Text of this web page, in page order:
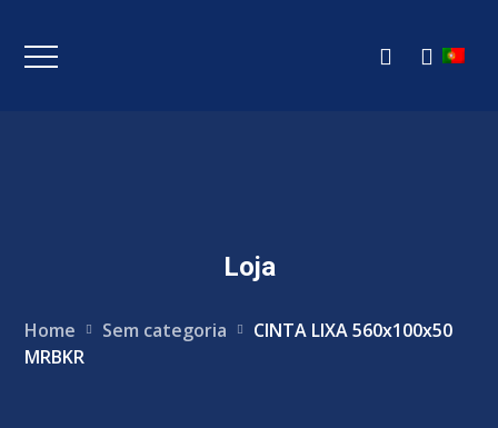
Loja
Home Sem categoria
CINTA LIXA 560x100x50
MRBKR